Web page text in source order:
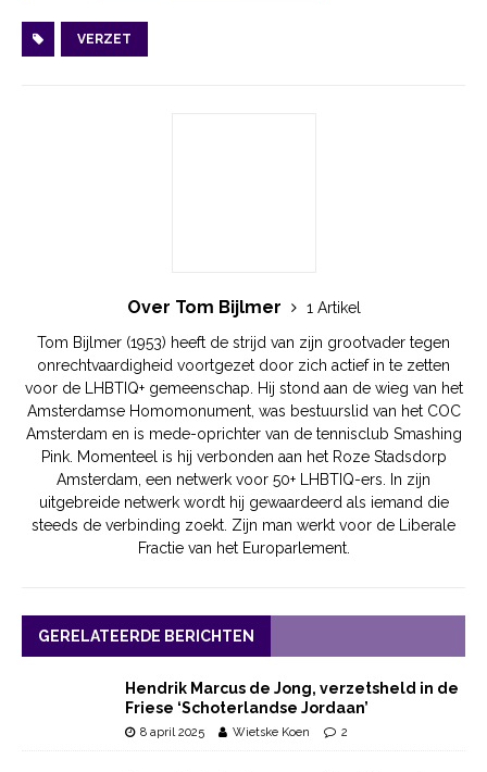
VERZET
Over Tom Bijlmer
1 Artikel
Tom Bijlmer (1953) heeft de strijd van zijn grootvader tegen
onrechtvaardigheid voortgezet door zich actief in te zetten
voor de LHBTIQ+ gemeenschap. Hij stond aan de wieg van het
Amsterdamse Homomonument, was bestuurslid van het COC
Amsterdam en is mede-oprichter van de tennisclub Smashing
Pink. Momenteel is hij verbonden aan het Roze Stadsdorp
Amsterdam, een netwerk voor 50+ LHBTIQ-ers. In zijn
uitgebreide netwerk wordt hij gewaardeerd als iemand die
steeds de verbinding zoekt. Zijn man werkt voor de Liberale
Fractie van het Europarlement.
GERELATEERDE BERICHTEN
Hendrik Marcus de Jong, verzetsheld in de
Friese ‘Schoterlandse Jordaan’
8 april 2025 Wietske Koen 2